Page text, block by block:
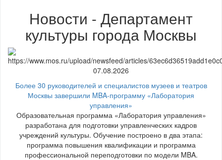
Новости - Департамент
культуры города Москвы
07.08.2026
Более 30 руководителей и специалистов музеев и театров
Москвы завершили MBA-программу «Лаборатория
управления»
Образовательная программа «Лаборатория управления»
разработана для подготовки управленческих кадров
учреждений культуры. Обучение построено в два этапа:
программа повышения квалификации и программа
профессиональной переподготовки по модели MBA.